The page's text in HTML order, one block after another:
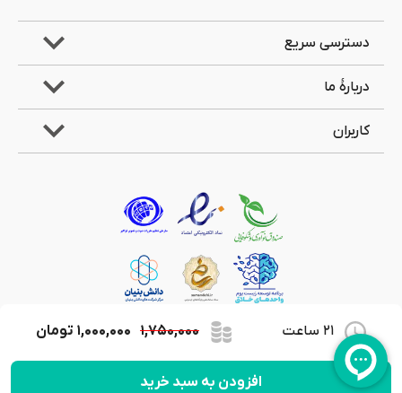
21 ساعت ۱,۷۵۰,۰۰۰ ۱,۰۰۰,۰۰۰ تومان
افزودن به سبد خرید
دسترسی سریع
دربارۀ ما
کاربران
کلیۀ حقوق مادی و معنوی این وب‌سایت متعلق به شرکت جویندگان علوم لیان می‌باشد.